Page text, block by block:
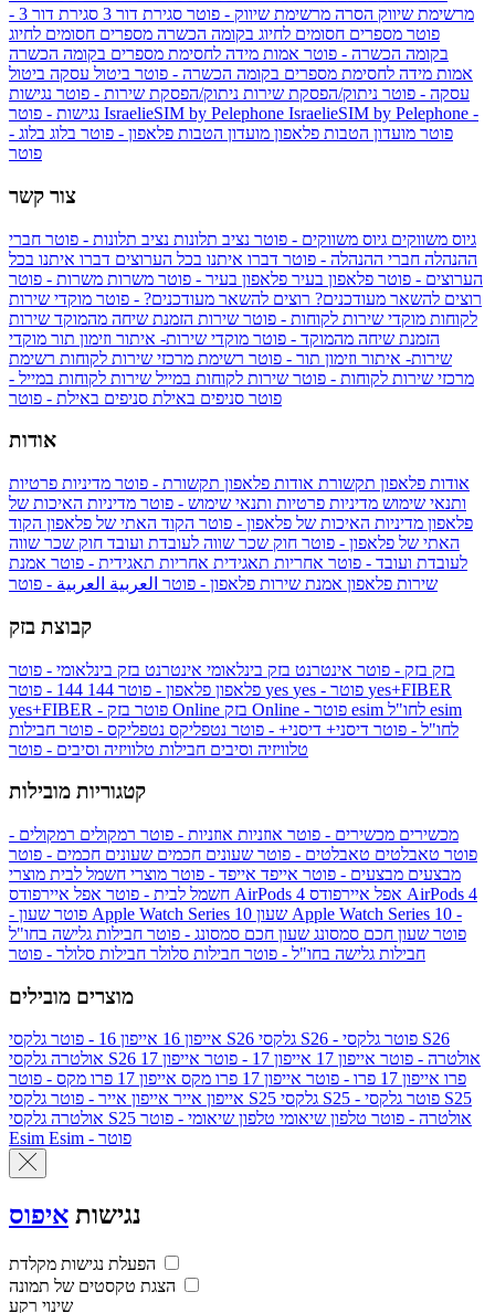
מרשימת שיווק הסרה מרשימת שיווק - פוטר סגירת דור 3
סגירת דור 3 -
פוטר מספרים חסומים לחיוג בקומה הכשרה מספרים חסומים לחיוג
בקומה הכשרה - פוטר אמות מידה לחסימת מספרים בקומה הכשרה
אמות מידה לחסימת מספרים בקומה הכשרה - פוטר ביטול עסקה ביטול
עסקה - פוטר ניתוק/הפסקת שירות ניתוק/הפסקת שירות - פוטר נגישות
IsraelieSIM by Pelephone IsraelieSIM by Pelephone -
פוטר מועדון הטבות פלאפון מועדון הטבות פלאפון - פוטר בלוג בלוג -
פוטר
צור קשר
גיוס משווקים גיוס משווקים - פוטר נציב תלונות נציב תלונות - פוטר חברי
ההנהלה חברי ההנהלה - פוטר דברו איתנו בכל הערוצים דברו איתנו בכל
הערוצים - פוטר פלאפון בעיר פלאפון בעיר - פוטר משרות משרות - פוטר
רוצים להשאר מעודכנים? רוצים להשאר מעודכנים? - פוטר מוקדי שירות
לקוחות מוקדי שירות לקוחות - פוטר שירות הזמנת שיחה מהמוקד שירות
הזמנת שיחה מהמוקד - פוטר מוקדי שירות- איתור וזימון תור מוקדי
שירות- איתור וזימון תור - פוטר רשימת מרכזי שירות לקוחות רשימת
מרכזי שירות לקוחות - פוטר שירות לקוחות במייל שירות לקוחות במייל -
פוטר סניפים באילת סניפים באילת - פוטר
אודות
אודות פלאפון תקשורת אודות פלאפון תקשורת - פוטר מדיניות פרטיות
ותנאי שימוש מדיניות פרטיות ותנאי שימוש - פוטר מדיניות האיכות של
פלאפון מדיניות האיכות של פלאפון - פוטר הקוד האתי של פלאפון הקוד
האתי של פלאפון - פוטר חוק שכר שווה לעובדת ועובד חוק שכר שווה
לעובדת ועובד - פוטר אחריות תאגידית אחריות תאגידית - פוטר אמנת
שירות פלאפון אמנת שירות פלאפון - פוטר العربية العربية - פוטר
קבוצת בזק
בזק בזק - פוטר אינטרנט בזק בינלאומי אינטרנט בזק בינלאומי - פוטר
פלאפון פלאפון - פוטר 144 yes
yes+FIBER
yes+FIBER - פוטר בזק Online
esim
לחו"ל - פוטר דיסני+ דיסני+ - פוטר נטפליקס נטפליקס - פוטר חבילות
טלוויזיה וסיבים חבילות טלוויזיה וסיבים - פוטר
קטגוריות מובילות
מכשירים מכשירים - פוטר אוזניות אוזניות - פוטר רמקולים רמקולים -
פוטר טאבלטים טאבלטים - פוטר שעונים חכמים שעונים חכמים - פוטר
מבצעים מבצעים - פוטר אייפד אייפד - פוטר מוצרי חשמל לבית מוצרי
חשמל לבית - פוטר אפל איירפודס AirPods 4 אפל איירפודס AirPods 4
- פוטר שעון Apple Watch Series 10 שעון Apple Watch Series 10 -
פוטר שעון חכם סמסונג שעון חכם סמסונג - פוטר חבילות גלישה בחו"ל
חבילות גלישה בחו"ל - פוטר חבילות סלולר חבילות סלולר - פוטר
מוצרים מובילים
אייפון 16 אייפון 16 - פוטר גלקסי S26 גלקסי S26 - פוטר גלקסי S26
אולטרה
גלקסי S26 אולטרה - פוטר אייפון 17 אייפון 17 - פוטר
אייפון 17
פרו אייפון 17 פרו - פוטר אייפון 17 פרו מקס
אייפון 17 פרו מקס - פוטר
אייפון אייר אייפון אייר - פוטר גלקסי S25 גלקסי S25 - פוטר גלקסי S25
אולטרה
גלקסי S25 אולטרה - פוטר טלפון שיאומי טלפון שיאומי - פוטר
Esim
Esim - פוטר
נגישות איפוס
הפעלת נגישות מקלדת
הצגת טקסטים של תמונה
שינוי רקע